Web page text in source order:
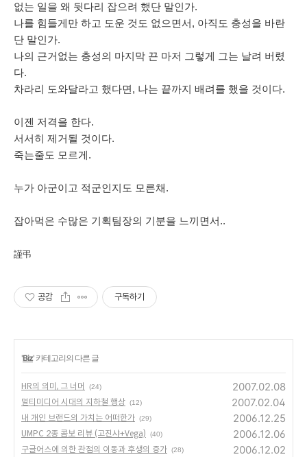
없는 일을 왜 뒷다리 잡으려 했단 말인가.
나를 힘들게만 하고 도운 것도 없으면서, 아직도 충성을 바란
단 말인가.
나의 근거없는 충성의 마지막 끈 마저 그렇게 그는 날려 버렸
다.
차라리 도와달라고 했다면, 나는 끝까지 배려를 했을 것이다.
이젠 저격을 한다.
서서히 제거될 것이다.
죽는줄도 모르게.
누가 아군이고 적군인지도 모른채.
잡아먹은 수많은 기획팀장의 기분을 느끼면서..
謹弔
공감 구독하기
'Biz' 카테고리의 다른 글
HR의 의미, 그 너머 (24) 2007.02.08
멀티미디어 시대의 지하철 행상 (12) 2007.02.04
내 개인 브랜드의 가치는 어떠한가 (29) 2006.12.25
UMPC 2종 콤보 리뷰 (고진샤+Vega) (40) 2006.12.06
구글어스에 의한 관점의 이동과 후생의 증가 (28) 2006.12.02